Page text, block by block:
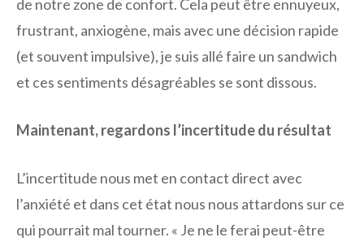
de notre zone de confort. Cela peut être ennuyeux,
frustrant, anxiogène, mais avec une décision rapide
(et souvent impulsive), je suis allé faire un sandwich
et ces sentiments désagréables se sont dissous.
Maintenant, regardons l’incertitude du résultat
L’incertitude nous met en contact direct avec
l’anxiété et dans cet état nous nous attardons sur ce
qui pourrait mal tourner. « Je ne le ferai peut-être